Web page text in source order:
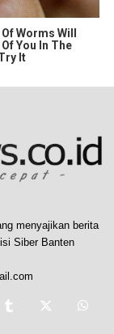
Worms Will
You In The
It
menyajikan berita
Siber Banten